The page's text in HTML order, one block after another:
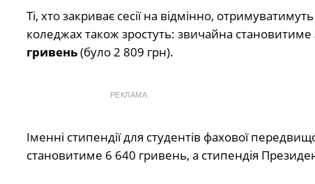
Ті, хто закриває сесії на відмінно, отримуватимуть
коледжах також зростуть: звичайна становитиме
гривень(було 2 809 грн).
РЕКЛАМА
Іменні стипендії для студентів фахової
становитиме 6 640 гривень, а стипендія